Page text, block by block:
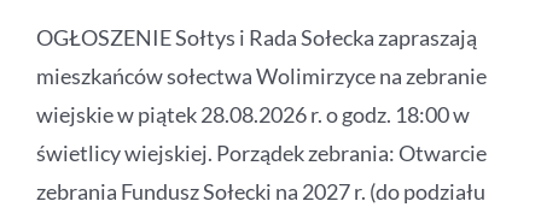
OGŁOSZENIE Sołtys i Rada Sołecka zapraszają
mieszkańców sołectwa Wolimirzyce na zebranie
wiejskie w piątek 28.08.2026 r. o godz. 18:00 w
świetlicy wiejskiej. Porządek zebrania: Otwarcie
zebrania Fundusz Sołecki na 2027 r. (do podziału